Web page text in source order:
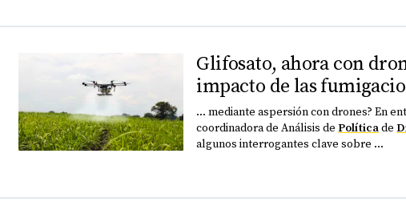
Glifosato, ahora con
impacto de las
... mediante aspersión con drones? En
coordinadora de Análisis dePolíticade
algunos interrogantes clave sobre ...